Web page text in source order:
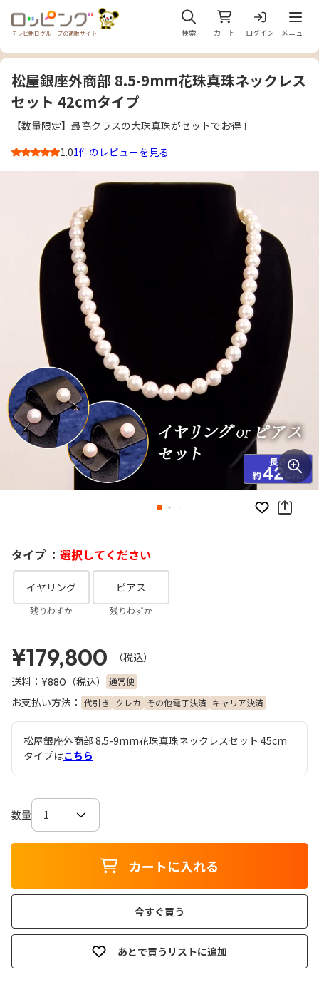
テレビ朝日グループの通販サイト 検索 カート ログイン
メニ
メニュー
お気に入り
松屋銀座外商部 8.5-9mm花珠真珠ネックレス
セット 42cmタイプ
【数量限定】最高クラスの大珠真珠がセットでお得！
1.01件のレビューを見る
タイプ ： 選択してください
イヤリング
残りわずか
ピアス
残りわずか
¥179,800
（税込）
送料： ¥880 （税込） 通常便
お支払い方法： 代引き クレカ その他電子決済 キャリア決済
松屋銀座外商部 8.5-9mm花珠真珠ネックレスセット 45cm
タイプはこちら
数量
カートに入れる
今すぐ買う
あとで買うリストに追加